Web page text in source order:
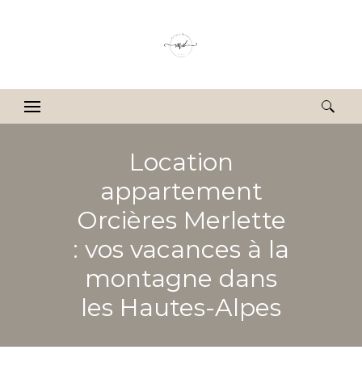
Rechercher :
Location
appartement
Orcières Merlette
: vos vacances à la
montagne dans
les Hautes-Alpes